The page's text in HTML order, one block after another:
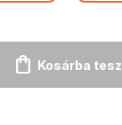
shopping_bag Kosárba tesz